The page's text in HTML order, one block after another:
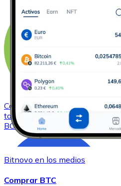
ComprarBitcoin Cashcon
tarjeta
BCH
Bitnovo en los medios
Comprar BTC